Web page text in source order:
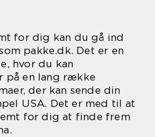
for dig kan du gå ind
pakke.dk. Det er en
hvor du kan
på en lang række
der kan sende din
USA. Det er med til at
for dig at finde frem